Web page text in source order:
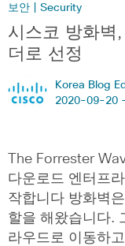
보안 | Security
시스코 방화벽
더로 선정
Korea Blog
2020-09-20
The Forrester
다운로드 엔터프
작합니다 방화벽
할을 해왔습니다.
라우드로 이동하